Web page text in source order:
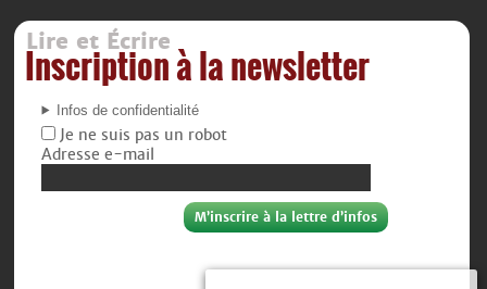
Lire et Écrire
Inscription à la newsletter
Infos de confidentialité
Je ne suis pas un robot
Adresse e-mail